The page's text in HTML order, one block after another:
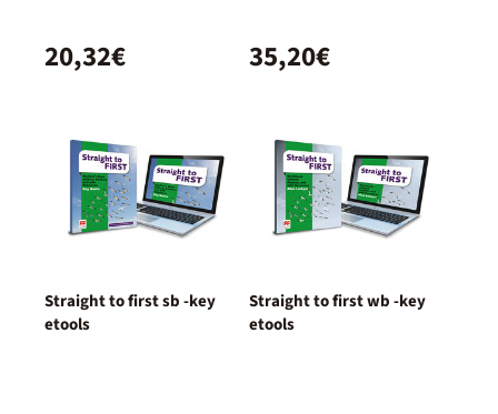
20,32€ 35,20€
Straight to first sb -key
etools
Straight to first wb -key
etools